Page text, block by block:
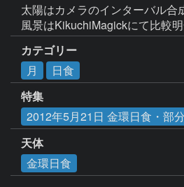
太陽はカメラのインターバル合
風景はKikuchiMagickにて比較
カテゴリー
月
日食
特集
2012年5月21日 金環日食・部
天体
金環日食